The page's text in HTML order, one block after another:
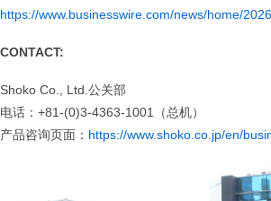
https://www.businesswire.com/news/home/
CONTACT:
Shoko Co., Ltd.公关部
电话：+81-(0)3-4363-1001（总机）
产品咨询页面： https://www.shoko.co.jp/en/